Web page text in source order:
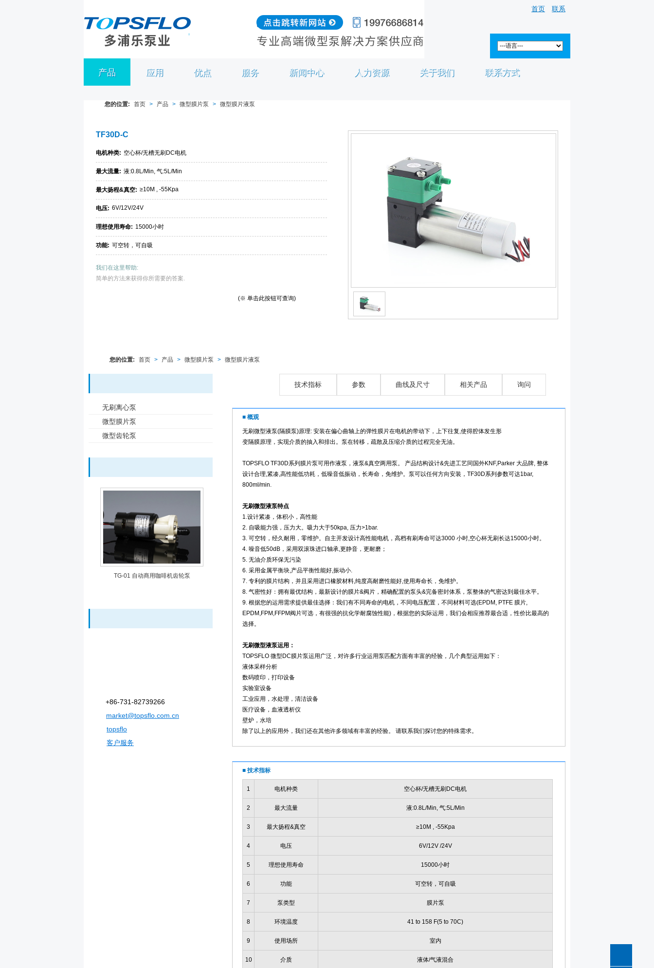
首页 联系
产品 应用 优点 服务 新闻中心 人力资源 关于我们 联系方式
您的位置: 首页 > 产品 > 微型膜片泵 > 微型膜片液泵
TF30D-C
电机种类: 空心杯/无槽无刷DC电机
最大流量: 液:0.8L/Min, 气:5L/Min
最大扬程&真空: ≥10M , -55Kpa
电压: 6V/12V/24V
理想使用寿命: 15000小时
功能: 可空转，可自吸
我们在这里帮助:
简单的方法来获得你所需要的答案.
(※ 单击此按钮可查询)
您的位置: 首页 > 产品 > 微型膜片泵 > 微型膜片液泵
无刷离心泵
微型膜片泵
微型齿轮泵
TG-01 自动商用咖啡机齿轮泵
+86-731-82739266
market@topsflo.com.cn
topsflo
客户服务
技术指标 参数 曲线及尺寸 相关产品 询问
■ 概观
无刷微型液泵(隔膜泵)原理: 安装在偏心曲轴上的弹性膜片在电机的带动下，上下往复,使得腔体发生形
变隔膜原理，实现介质的抽入和排出。泵在转移，疏散及压缩介质的过程完全无油。
TOPSFLO TF30D系列膜片泵可用作液泵，液泵&真空两用泵。 产品结构设计&先进工艺同国外KNF,Parker 大品牌, 整体
设计合理,紧凑,高性能低功耗，低噪音低振动，长寿命，免维护。泵可以任何方向安装，TF30D系列参数可达1bar,
800ml/min.
无刷微型液泵特点
1.设计紧凑，体积小，高性能
2. 自吸能力强，压力大。吸力大于50kpa, 压力>1bar.
3. 可空转，经久耐用，零维护。自主开发设计高性能电机，高档有刷寿命可达3000 小时,空心杯无刷长达15000小时。
4. 噪音低50dB，采用双滚珠进口轴承,更静音，更耐磨；
5. 无油介质环保无污染
6. 采用金属平衡块,产品平衡性能好,振动小.
7. 专利的膜片结构，并且采用进口橡胶材料,纯度高耐磨性能好,使用寿命长，免维护。
8. 气密性好：拥有最优结构，最新设计的膜片&阀片，精确配置的泵头&完备密封体系，泵整体的气密达到最佳水平。
9. 根据您的运用需求提供最佳选择：我们有不同寿命的电机，不同电压配置，不同材料可选(EPDM, PTFE 膜片,
EPDM,FPM,FFPM阀片可选，有很强的抗化学耐腐蚀性能)，根据您的实际运用，我们会相应推荐最合适，性价比最高的
选择。
无刷微型液泵运用：
TOPSFLO 微型DC膜片泵运用广泛，对许多行业运用泵匹配方面有丰富的经验，几个典型运用如下：
液体采样分析
数码喷印，打印设备
实验室设备
工业应用，水处理，清洁设备
医疗设备，血液透析仪
壁炉，水培
除了以上的应用外，我们还在其他许多领域有丰富的经验。 请联系我们探讨您的特殊需求。
■ 技术指标
1 电机种类 空心杯/无槽无刷DC电机
2 最大流量 液:0.8L/Min, 气:5L/Min
3 最大扬程&真空 ≥10M , -55Kpa
4 电压 6V/12V /24V
5 理想使用寿命 15000小时
6 功能 可空转，可自吸
7 泵类型 膜片泵
8 环境温度 41 to 158 F(5 to 70C)
9 使用场所 室内
10 介质 液体/气液混合